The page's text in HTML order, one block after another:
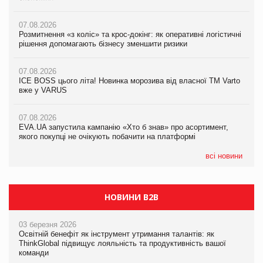
07.08.2026
Розмитнення «з коліс» та крос-докінг: як оперативні логістичні
рішення допомагають бізнесу зменшити ризики
07.08.2026
ICE BOSS цього літа! Новинка морозива від власної ТМ Varto
вже у VARUS
07.08.2026
EVA.UA запустила кампанію «Хто б знав» про асортимент,
якого покупці не очікують побачити на платформі
всі новини
07.08.2026
Розмитнення «з коліс» та крос-докінг: як оперативні логістичні
рішення допомагають бізнесу зменшити ризики
07.08.2026
ICE BOSS цього літа! Новинка морозива від власної ТМ Varto
вже у VARUS
07.08.2026
EVA.UA запустила кампанію «Хто б знав» про асортимент,
якого покупці не очікують побачити на платформі
07.08.2026
Kraft Heinz скоротила збиток у першому півріччі
Продажі Hugo Boss впали на 9%
НОВИНИ B2B
03 березня 2026
Освітній бенефіт як інструмент утримання талантів: як
ThinkGlobal підвищує лояльність та продуктивність вашої
команди